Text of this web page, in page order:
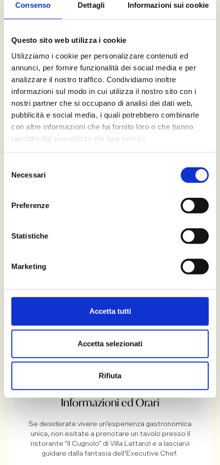
Consenso Dettagli Informazioni sui cookie
Questo sito web utilizza i cookie
Utilizziamo i cookie per personalizzare contenuti ed
annunci, per fornire funzionalità dei social media e per
analizzare il nostro traffico. Condividiamo inoltre
informazioni sul modo in cui utilizza il nostro sito con i
nostri partner che si occupano di analisi dei dati web,
pubblicità e social media, i quali potrebbero combinarle
con altre informazioni che ha fornito loro o che hanno
raccolto dal suo utilizzo dei loro servizi.
delNecessari
Preferenze
Statistiche
Marketing
Accetta tutti
Accetta selezionati
Rifiuta
La Villa dei Dialoghi
Gourmet
Nel cuore diVilla Lattanzi , il Ristorante Il Cugnolo
il luogo dove la cucina incontra equilibrio, tecnica e
creatività.
diventa il contesto naturale di un percorso
gastronomico costruito su stagionalità, materia prima e
2
Informazioni ed Orari
Se desiderate vivere un’esperienza gastronomica
unica, non esitate a prenotare un tavolo presso il
ristorante "Il Cugnolo" di Villa Lattanzi e a lasciarvi
guidare dalla fantasia dell’Executive Chef.